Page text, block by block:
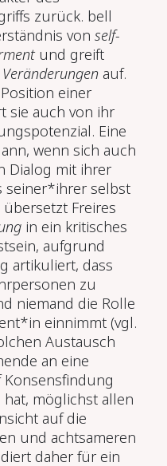
zurück. bell
vonself-
und greift
auf.
einer
sie auch von ihr
Eine
wenn sich auch
Dialog mit ihrer
seiner*ihrer selbst
übersetzt Freires
in ein kritisches
aufgrund
artikuliert, dass
zu
niemand die Rolle
einnimmt (vgl.
Austausch
an eine
Konsensfindung
möglichst allen
auf die
und achtsameren
daher für ein